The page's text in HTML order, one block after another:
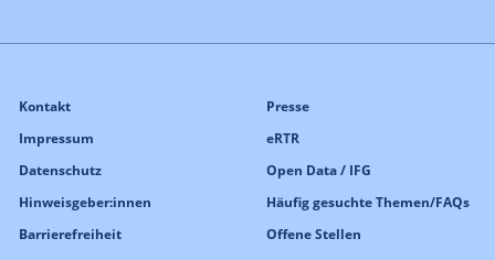
Kontakt
Impressum
Datenschutz
Hinweisgeber:innen
Barrierefreiheit
Presse
eRTR
Open Data / IFG
Häufig gesuchte Themen/FAQs
Offene Stellen